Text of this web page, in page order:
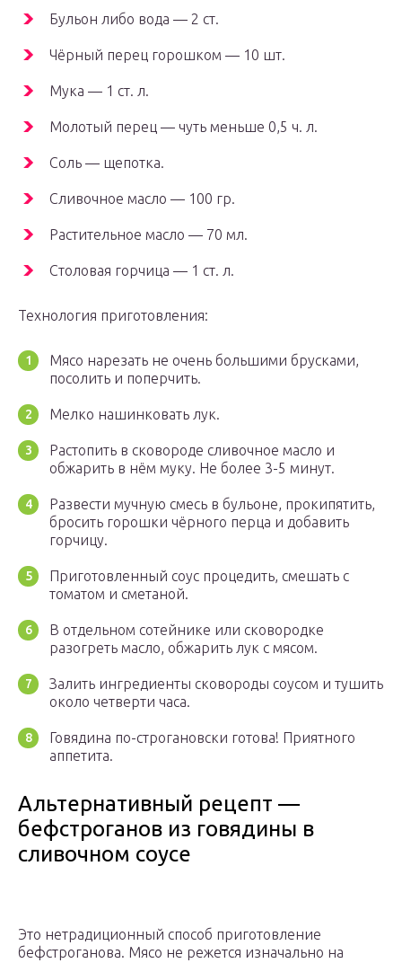
Бульон либо вода — 2 ст.
Чёрный перец горошком — 10 шт.
Мука — 1 ст. л.
Молотый перец — чуть меньше 0,5 ч. л.
Соль — щепотка.
Сливочное масло — 100 гр.
Растительное масло — 70 мл.
Столовая горчица — 1 ст. л.
Технология приготовления:
Мясо нарезать не очень большими брусками,
посолить и поперчить.
Мелко нашинковать лук.
Растопить в сковороде сливочное масло и
обжарить в нём муку. Не более 3-5 минут.
Развести мучную смесь в бульоне, прокипятить,
бросить горошки чёрного перца и добавить
горчицу.
Приготовленный соус процедить, смешать с
томатом и сметаной.
В отдельном сотейнике или сковородке
разогреть масло, обжарить лук с мясом.
Залить ингредиенты сковороды соусом и тушить
около четверти часа.
Говядина по-строгановски готова! Приятного
аппетита.
Альтернативный рецепт —
бефстроганов из говядины в
сливочном соусе
Это нетрадиционный способ приготовление
бефстроганова. Мясо не режется изначально на